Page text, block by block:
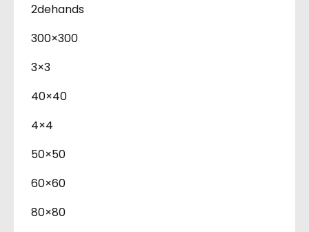
2dehands
300×300
3×3
40×40
4×4
50×50
60×60
80×80